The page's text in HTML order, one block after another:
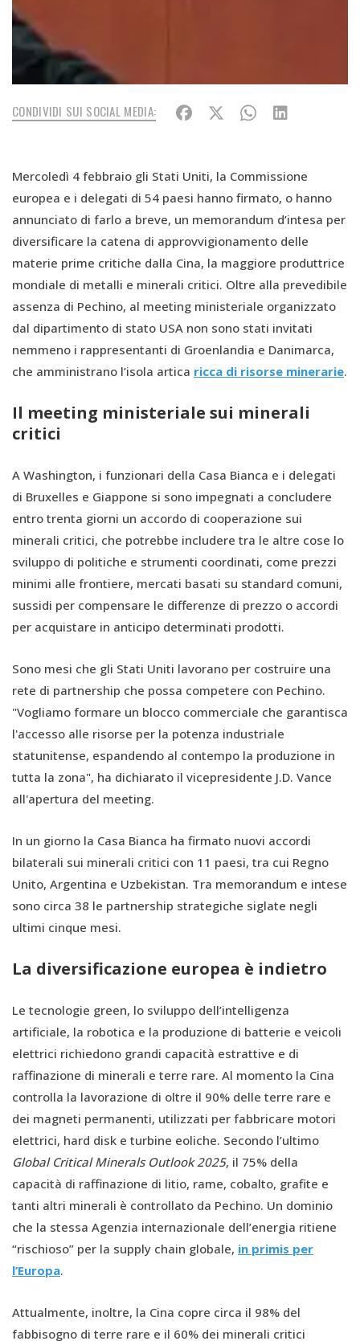
CONDIVIDI SUI SOCIAL MEDIA:
Mercoledì 4 febbraio gli Stati Uniti, la Commissione
europea e i delegati di 54 paesi hanno firmato, o hanno
annunciato di farlo a breve, un memorandum d’intesa per
diversificare la catena di approvvigionamento delle
materie prime critiche dalla Cina, la maggiore produttrice
mondiale di metalli e minerali critici. Oltre alla prevedibile
assenza di Pechino, al meeting ministeriale organizzato
dal dipartimento di stato USA non sono stati invitati
nemmeno i rappresentanti di Groenlandia e Danimarca,
che amministrano l’isola artica ricca di risorse minerarie.
Il meeting ministeriale sui minerali
critici
A Washington, i funzionari della Casa Bianca e i delegati
di Bruxelles e Giappone si sono impegnati a concludere
entro trenta giorni un accordo di cooperazione sui
minerali critici, che potrebbe includere tra le altre cose lo
sviluppo di politiche e strumenti coordinati, come prezzi
minimi alle frontiere, mercati basati su standard comuni,
sussidi per compensare le differenze di prezzo o accordi
per acquistare in anticipo determinati prodotti.
Sono mesi che gli Stati Uniti lavorano per costruire una
rete di partnership che possa competere con Pechino.
"Vogliamo formare un blocco commerciale che garantisca
l'accesso alle risorse per la potenza industriale
statunitense, espandendo al contempo la produzione in
tutta la zona", ha dichiarato il vicepresidente J.D. Vance
all'apertura del meeting.
In un giorno la Casa Bianca ha firmato nuovi accordi
bilaterali sui minerali critici con 11 paesi, tra cui Regno
Unito, Argentina e Uzbekistan. Tra memorandum e intese
sono circa 38 le partnership strategiche siglate negli
ultimi cinque mesi.
La diversificazione europea è indietro
Le tecnologie green, lo sviluppo dell’intelligenza
artificiale, la robotica e la produzione di batterie e veicoli
elettrici richiedono grandi capacità estrattive e di
raffinazione di minerali e terre rare. Al momento la Cina
controlla la lavorazione di oltre il 90% delle terre rare e
dei magneti permanenti, utilizzati per fabbricare motori
elettrici, hard disk e turbine eoliche. Secondo l’ultimo
Global Critical Minerals Outlook 2025, il 75% della
capacità di raffinazione di litio, rame, cobalto, grafite e
tanti altri minerali è controllato da Pechino. Un dominio
che la stessa Agenzia internazionale dell’energia ritiene
“rischioso” per la supply chain globale, in primis per
l’Europa.
Attualmente, inoltre, la Cina copre circa il 98% del
fabbisogno di terre rare e il 60% dei minerali critici